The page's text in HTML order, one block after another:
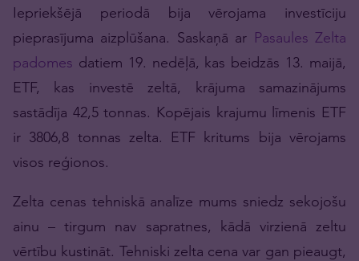
Iepriekšējā periodā bija vērojama investīciju
pieprasījuma aizplūšana. Saskaņā ar Pasaules Zelta
padomes datiem 19. nedēļā, kas beidzās 13. maijā,
ETF, kas investē zeltā, krājuma samazinājums
sastādīja 42,5 tonnas. Kopējais krajumu līmenis ETF
ir 3806,8 tonnas zelta. ETF kritums bija vērojams
visos reģionos.
Zelta cenas tehniskā analīze mums sniedz sekojošu
ainu – tirgum nav sapratnes, kādā virzienā zeltu
vērtību kustināt. Tehniski zelta cena var gan pieaugt,